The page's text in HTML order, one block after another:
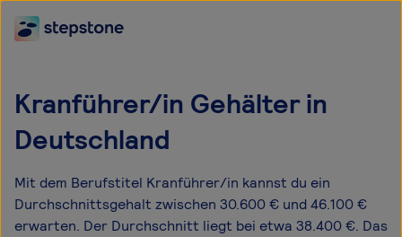
Kranführer/in Gehälter in
Deutschland
Mit dem Berufstitel Kranführer/in kannst du ein
Durchschnittsgehalt zwischen 30.600 € und 46.100 €
erwarten. Der Durchschnitt liegt bei etwa 38.400 €. Das